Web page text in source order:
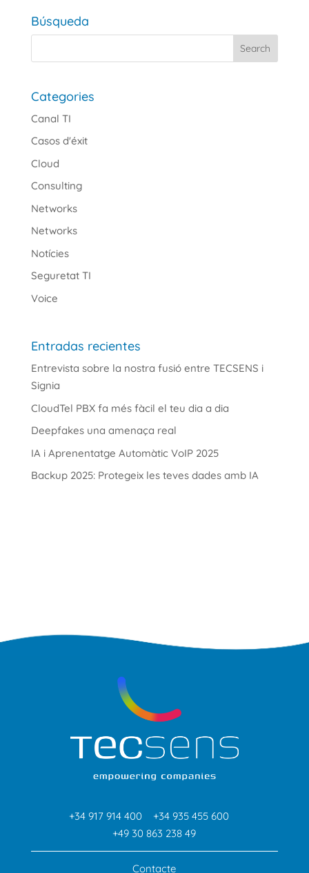
Búsqueda
Categories
Canal TI
Casos d'éxit
Cloud
Consulting
Networks
Networks
Notícies
Seguretat TI
Voice
Entradas recientes
Entrevista sobre la nostra fusió entre TECSENS i
Signia
CloudTel PBX fa més fàcil el teu dia a dia
Deepfakes una amenaça real
IA i Aprenentatge Automàtic VoIP 2025
Backup 2025: Protegeix les teves dades amb IA
+34 917 914 400
+34 935 455 600
+49 30 863 238 49
Contacte